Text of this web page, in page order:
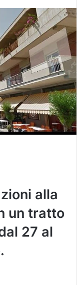
alla
un tratto
27 al